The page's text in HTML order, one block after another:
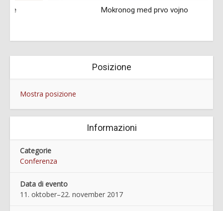
Mokronog med prvo vojno
Posizione
Mostra posizione
Informazioni
Categorie
Conferenza
Data di evento
11. oktober–22. november 2017